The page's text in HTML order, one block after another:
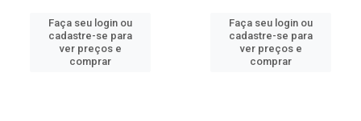
Faça seu login ou
cadastre-se para
ver preços e
comprar
Faça seu login ou
cadastre-se para
ver preços e
comprar